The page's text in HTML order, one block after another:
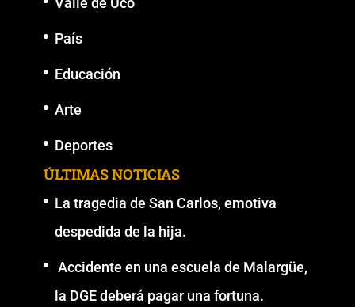
País
Educación
Arte
Deportes
ÚLTIMAS NOTICIAS
La tragedia de San Carlos, emotiva
despedida de la hija.
Accidente en una escuela de Malargüe,
la DGE deberá pagar una fortuna.